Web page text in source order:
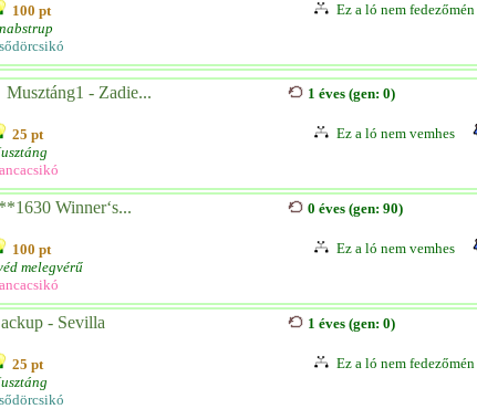
100 pt
Ez a ló nem fedezőmén
- Zadie...
25 pt
1 éves (gen: 0)
Ez a ló nem vemhes
Winner‘s...
100 pt
melegvérű
0 éves (gen: 90)
Ez a ló nem vemhes
- Sevilla
25 pt
1 éves (gen: 0)
Ez a ló nem fedezőmén